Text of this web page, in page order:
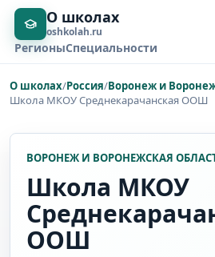
О школах
oshkolah.ru
РегионыСпециальности
О школах/Россия/Воронеж и
Школа МКОУ Среднекарачанская ООШ
ВОРОНЕЖ И ВОРОНЕЖСКАЯ
Школа МКОУ
ООШ